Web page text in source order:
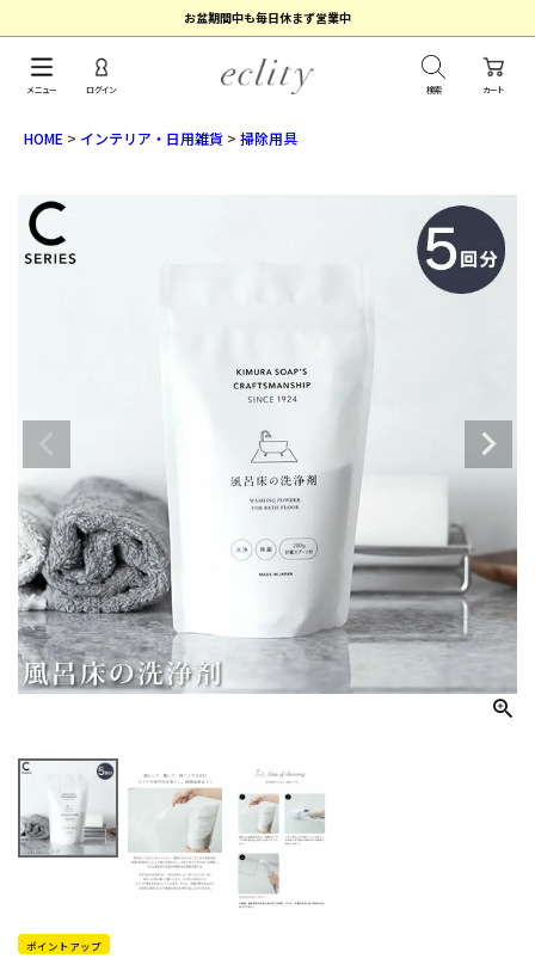
お盆期間中も毎日休まず営業中
カート
メニュー ログイン 検索
HOME インテリア・日用雑貨 掃除用具
ポイントアップ